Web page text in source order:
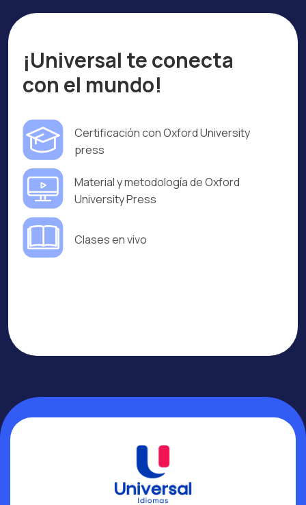
¡Universal te conecta
con el mundo!
Certificación con Oxford University
press
Material y metodología de Oxford
University Press
Clases en vivo